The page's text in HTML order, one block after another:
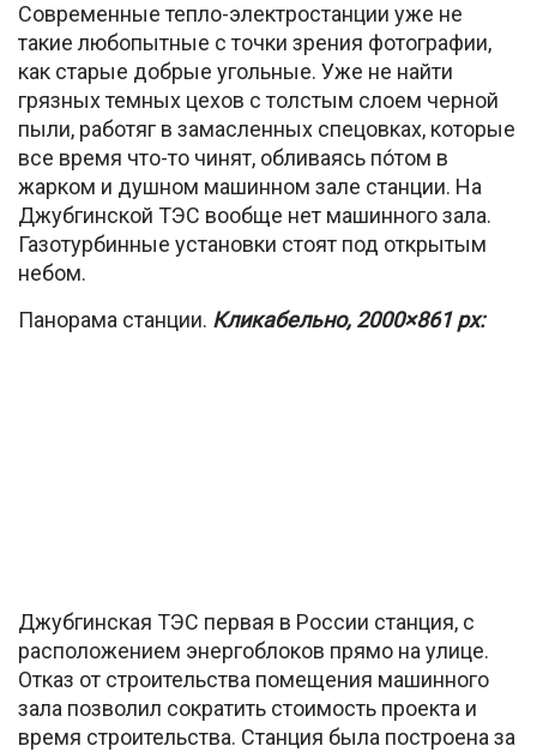
Современные тепло-электростанции уже не
такие любопытные с точки зрения фотографии,
как старые добрые угольные. Уже не найти
грязных темных цехов с толстым слоем черной
пыли, работяг в замасленных спецовках, которые
все время что-то чинят, обливаясь по́том в
жарком и душном машинном зале станции. На
Джубгинской ТЭС вообще нет машинного зала.
Газотурбинные установки стоят под открытым
небом.
Панорама станции. Кликабельно, 2000×861 px:
Джубгинская ТЭС первая в России станция, с
расположением энергоблоков прямо на улице.
Отказ от строительства помещения машинного
зала позволил сократить стоимость проекта и
время строительства. Станция была построена за